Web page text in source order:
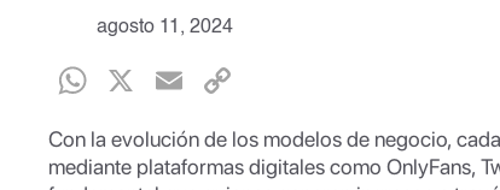
agosto 11, 2024
W
at
X
E
ail p
Con la evolución de los modelos de negocio,
mediante plataformas digitales como OnlyFans,